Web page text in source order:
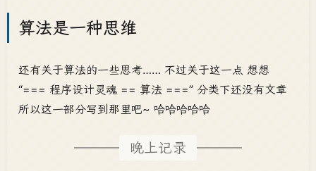
算法是一种思维
还有关于算法的一些思考…… 不过关于这一点 想想
“=== 程序设计灵魂 == 算法 ===” 分类下还没有文章
所以这一部分写到那里吧~ 哈哈哈哈哈
晚上记录